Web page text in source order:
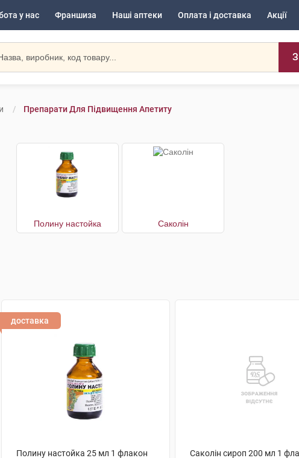
у нас Франшиза Наші аптеки Оплата і доставка Акції
Препарати Для Підвищення Апетиту
Полину настойка Саколін
доставка
Полину настойка 25 мл 1 флакон Саколін сироп 200 мл 1